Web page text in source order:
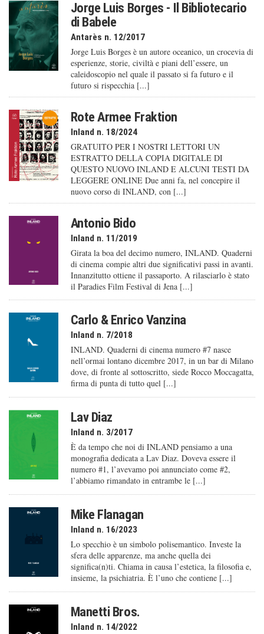
Jorge Luis Borges - Il Bibliotecario
di Babele
Antarès n. 12/2017
Jorge Luis Borges è un autore oceanico, un crocevia di
esperienze, storie, civiltà e piani dell’essere, un
caleido­scopio nel quale il passato si fa futuro e il
futuro si rispecchia [...]
Rote Armee Fraktion
Inland n. 18/2024
GRATUITO PER I NOSTRI LETTORI UN
ESTRATTO DELLA COPIA DIGITALE DI
QUESTO NUOVO INLAND E ALCUNI TESTI DA
LEGGERE ONLINE Due anni fa, nel concepire il
nuovo corso di INLAND, con [...]
Antonio Bido
Inland n. 11/2019
Girata la boa del decimo numero, INLAND. Quaderni
di cinema compie altri due significativi passi in avanti.
Innanzitutto ottiene il passaporto. A rilasciarlo è stato
il Paradies Film Festival di Jena [...]
Carlo & Enrico Vanzina
Inland n. 7/2018
INLAND. Quaderni di cinema numero #7 nasce
nell’ormai lontano dicembre 2017, in un bar di Milano
dove, di fronte al sottoscritto, siede Rocco Moccagatta,
firma di punta di tutto quel [...]
Lav Diaz
Inland n. 3/2017
È da tempo che noi di INLAND pensiamo a una
monografia dedicata a Lav Diaz. Doveva essere il
numero #1, l’avevamo poi annunciato come #2,
l’abbiamo rimandato in entrambe le [...]
Mike Flanagan
Inland n. 16/2023
Lo specchio è un simbolo polisemantico. Investe la
sfera delle apparenze, ma anche quella dei
significa(n)ti. Chiama in causa l’estetica, la filosofia e,
insieme, la psichiatria. È l’uno che contiene [...]
Manetti Bros.
Inland n. 14/2022